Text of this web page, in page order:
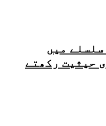
میں
حیثیت رکھتے